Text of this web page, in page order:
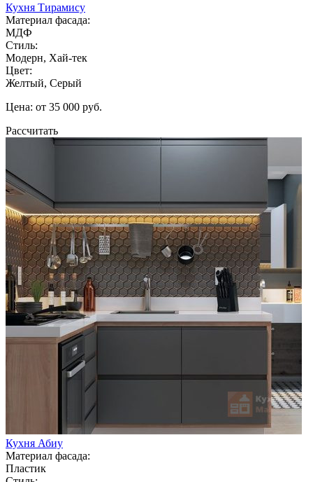
Кухня Тирамису
Материал фасада:
МДФ
Стиль:
Модерн, Хай-тек
Цвет:
Желтый, Серый
Цена: от 35 000 руб.
Рассчитать
Кухня Абиу
Материал фасада:
Пластик